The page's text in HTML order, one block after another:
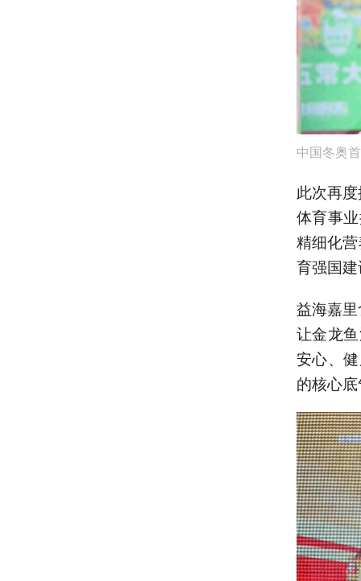
中国冬奥
此次再
体育事
精细化
育强国
益海嘉
让金龙
安心、
的核心